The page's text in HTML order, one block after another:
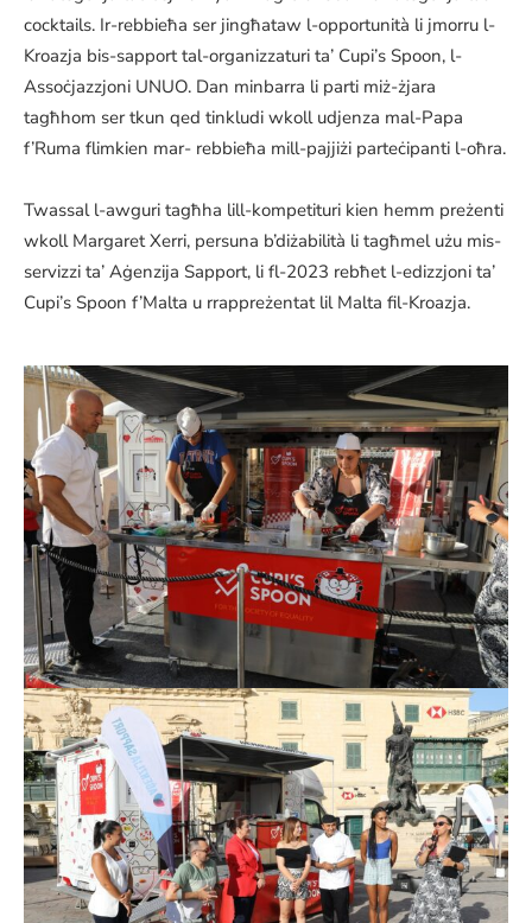
cocktails. Ir-rebbieħa ser jingħataw l-opportunità li jmorru l-
Kroazja bis-sapport tal-organizzaturi ta’ Cupi’s Spoon, l-
Assoċjazzjoni UNUO. Dan minbarra li parti miż-żjara
tagħhom ser tkun qed tinkludi wkoll udjenza mal-Papa
f’Ruma flimkien mar- rebbieħa mill-pajjiżi parteċipanti l-oħra.
Twassal l-awguri tagħha lill-kompetituri kien hemm preżenti
wkoll Margaret Xerri, persuna b’diżabilità li tagħmel użu mis-
servizzi ta’ Aġenzija Sapport, li fl-2023 rebħet l-edizzjoni ta’
Cupi’s Spoon f’Malta u rrappreżentat lil Malta fil-Kroazja.